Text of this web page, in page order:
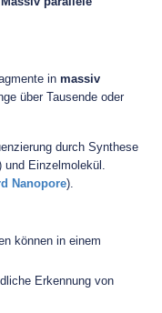
in massiv
über Tausende oder
durch Synthese
und Einzelmolekül.
Nanopore).
können in einem
Erkennung von